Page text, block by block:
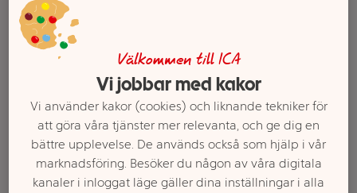
Välj butik och handla
Sortimentet kan variera mellan butikerna
Välkommen till ICA
Vi jobbar med kakor
Vi använder kakor (cookies) och liknande tekniker för
att göra våra tjänster mer relevanta, och ge dig en
bättre upplevelse. De används också som hjälp i vår
marknadsföring. Besöker du någon av våra digitala
kanaler i inloggat läge gäller dina inställningar i alla